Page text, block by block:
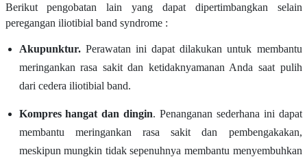
Berikut pengobatan lain yang dapat dipertimbangkan selain
peregangan iliotibial band syndrome :
Akupunktur.Perawatan ini dapat dilakukan untuk membantu
meringankan rasa sakit dan ketidaknyamanan Anda saat pulih
dari cedera iliotibial band.
Kompres hangat dan dingin. Penanganan sederhana ini dapat
membantu meringankan rasa sakit dan pembengakakan,
meskipun mungkin tidak sepenuhnya membantu menyembuhkan